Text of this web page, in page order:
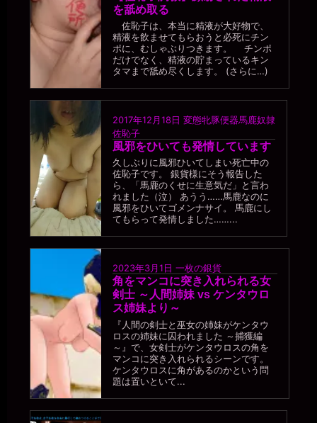
を舐め取る
佐恥子は、本当に精液が大好物で、
精液を飲ませてもらおうと必死にチン
ポに、むしゃぶりつきます。 チンポ
だけでなく、精液の貯まっているキン
タマまで舐め尽くします。 (さらに…)
2017年12月18日 変態牝豚便器馬鹿奴隷
佐恥子
風邪をひいても発情しています
久しぶりに風邪ひいてしまい死亡中の
佐恥子です。 銀貨様にそう報告した
ら、「馬鹿のくせに生意気だ」と言わ
れました（泣） あうう……馬鹿なのに
風邪をひいてゴメンナサイ。 馬鹿にし
てもらって発情しました……...
2023年3月1日 一枚の銀貨
角をマンコに突き入れられる女
剣士 ～人間姉妹 vs ケンタウロ
ス姉妹より～
『人間の剣士と巫女の姉妹がケンタウ
ロスの姉妹に囚われました ～捕獲編
～』で、女剣士がケンタウロスの角を
マンコに突き入れられるシーンです。
ケンタウロスに角があるのかという問
題は置いといて...